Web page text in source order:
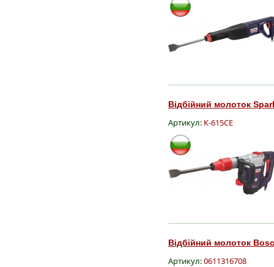
Відбійний молоток
Артикул: К-615CE
Відбійний молоток
Артикул:0611316708